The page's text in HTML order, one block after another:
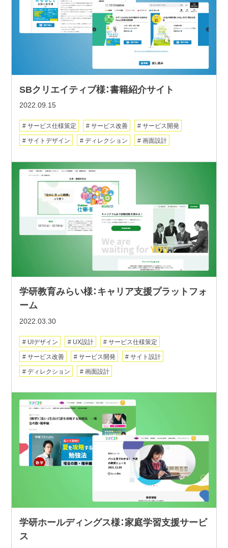
SBクリエイティブ様：書籍紹介サイト
2022.09.15
サービス仕様策定 サービス改善
サービス開発
サイトデザイン
ディレクション 画面設計
学研教育みらい様：キャリア支援プラットフォ
ーム
2022.03.30
UIデザイン UX設計
サービス仕様策定
サービス改善
サービス開発
サイト設計
ディレクション
画面設計
学研ホールディングス様：家庭学習支援サービ
ス